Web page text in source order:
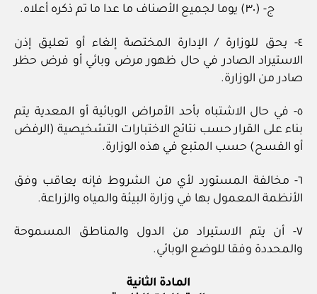
ج- (٣٠) يوما لجميع الأصناف ما عدا ما تم ذكره أعلاه.
٤- يحق للوزارة / الإدارة المختصة إلغاء أو تعليق إذن
الاستيراد الصادر في حال ظهور مرض وبائي أو فرض حظر
صادر من الوزارة.
٥- في حال الاشتباه بأحد الأمراض الوبائية أو المعدية يتم
بناء على القرار حسب نتائج الاختبارات التشخيصية (الرفض
أو الفسح) حسب المتبع في هذه الوزارة.
٦- مخالفة المستورد لأي من الشروط فإنه يعاقب وفق
الأنظمة المعمول بها في وزارة البيئة والمياه والزراعة.
٧- أن يتم الاستيراد من الدول والمناطق المسموحة
والمحددة وفقا للوضع الوبائي.
المادة الثانية